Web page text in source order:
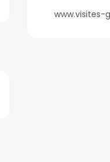
www.visites-